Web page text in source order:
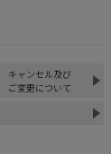
キャンセル及び
ご変更について